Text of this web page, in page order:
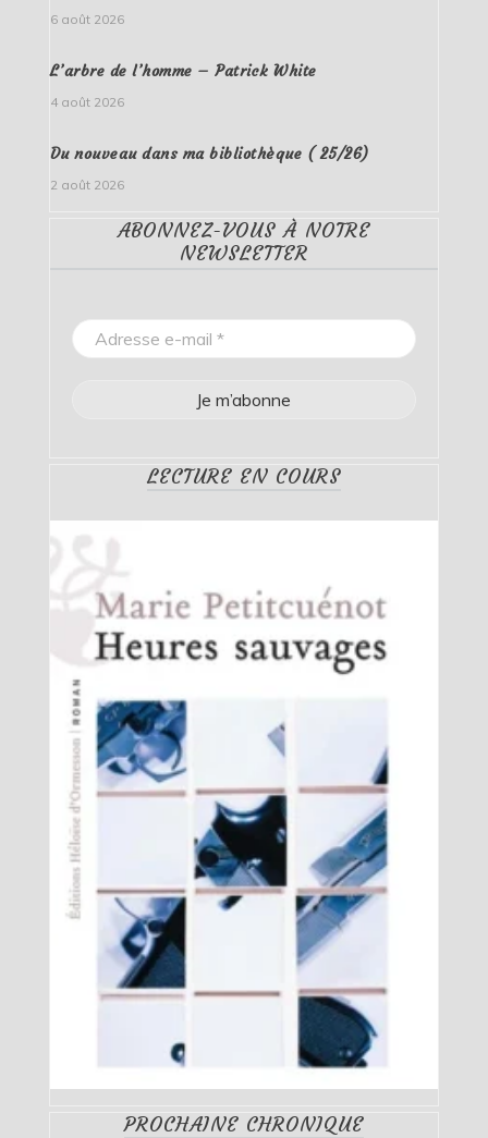
6 août 2026
L’arbre de l’homme – Patrick White
4 août 2026
Du nouveau dans ma bibliothèque ( 25/26)
2 août 2026
ABONNEZ-VOUS À NOTRE
NEWSLETTER
LECTURE EN COURS
PROCHAINE CHRONIQUE